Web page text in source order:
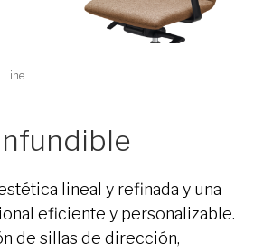
Line
lineal y refinada y una
eficiente y personalizable.
de sillas de dirección,